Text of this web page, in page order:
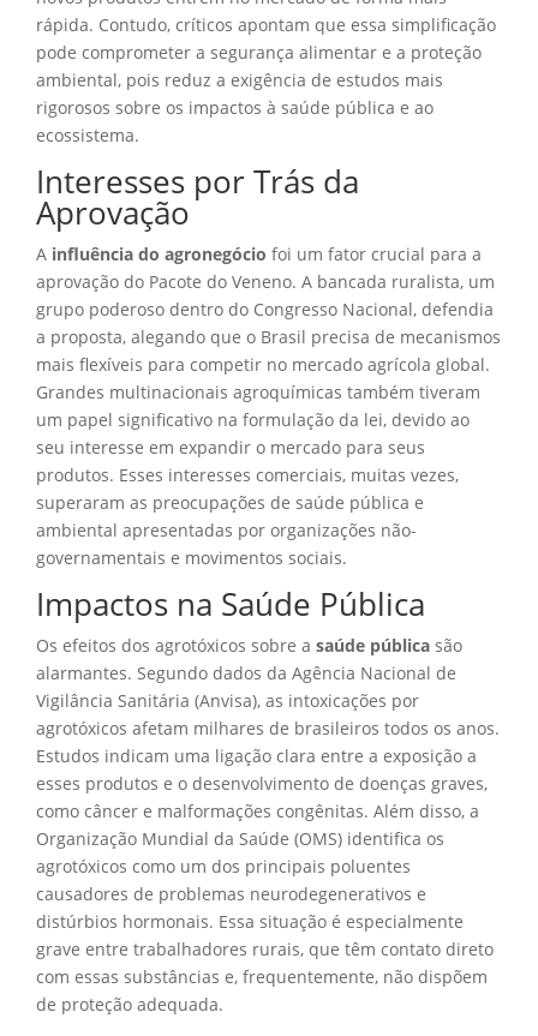
rápida. Contudo, críticos apontam que essa simplificação
pode comprometer a segurança alimentar e a proteção
ambiental, pois reduz a exigência de estudos mais
rigorosos sobre os impactos à saúde pública e ao
ecossistema.
Interesses por Trás da
Aprovação
A influência do agronegócio foi um fator crucial para a
aprovação do Pacote do Veneno. A bancada ruralista, um
grupo poderoso dentro do Congresso Nacional, defendia
a proposta, alegando que o Brasil precisa de mecanismos
mais flexíveis para competir no mercado agrícola global.
Grandes multinacionais agroquímicas também tiveram
um papel significativo na formulação da lei, devido ao
seu interesse em expandir o mercado para seus
produtos. Esses interesses comerciais, muitas vezes,
superaram as preocupações de saúde pública e
ambiental apresentadas por organizações não-
governamentais e movimentos sociais.
Impactos na Saúde Pública
Os efeitos dos agrotóxicos sobre a saúde pública são
alarmantes. Segundo dados da Agência Nacional de
Vigilância Sanitária (Anvisa), as intoxicações por
agrotóxicos afetam milhares de brasileiros todos os anos.
Estudos indicam uma ligação clara entre a exposição a
esses produtos e o desenvolvimento de doenças graves,
como câncer e malformações congênitas. Além disso, a
Organização Mundial da Saúde (OMS) identifica os
agrotóxicos como um dos principais poluentes
causadores de problemas neurodegenerativos e
distúrbios hormonais. Essa situação é especialmente
grave entre trabalhadores rurais, que têm contato direto
com essas substâncias e, frequentemente, não dispõem
de proteção adequada.